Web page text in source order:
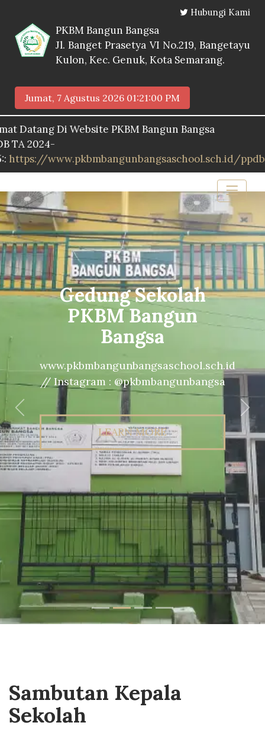
Hubungi Kami
PKBM Bangun Bangsa
Jl. Banget Prasetya VI No.219, Bangetayu
Kulon, Kec. Genuk, Kota Semarang.
Jumat, 7 Agustus 2026 01:21:01 PM
Di Website PKBM Bangun Bangsa
www.pkbmbangunbangsaschool.sch.id/ppdb
Gedung Sekolah
PKBM Bangun
Bangsa
www.pkbmbangunbangsaschool.sch.id
// Instagram : @pkbmbangunbangsa
LEARN MORE
Previous
Sambutan Kepala
Sekolah